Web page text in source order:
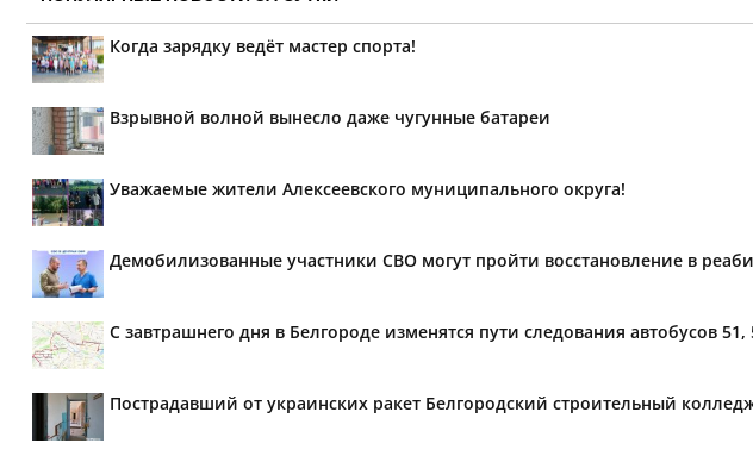
Когда зарядку ведёт мастер спорта!
Взрывной волной вынесло даже чугунные батареи
Уважаемые жители Алексеевского муниципального округа!
Демобилизованные участники СВО могут пройти восстановление в
С завтрашнего дня в Белгороде изменятся пути следования автобусов 51,
Пострадавший от украинских ракет Белгородский строительный